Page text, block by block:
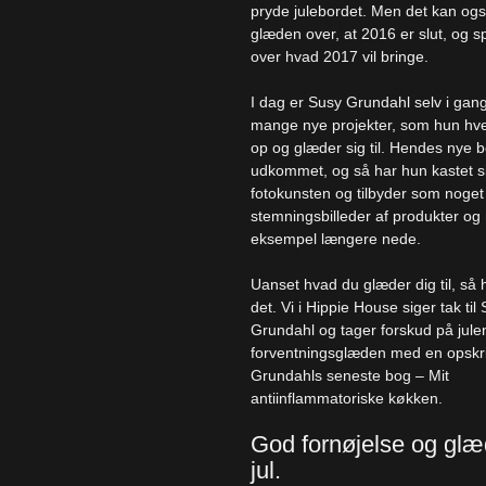
pryde julebordet. Men det kan
glæden over, at 2016 er slut, og
over hvad 2017 vil bringe.
I dag er Susy Grundahl selv i
mange nye projekter, som hun
op og glæder sig til. Hendes nye
udkommet, og så har hun kastet
fotokunsten og tilbyder som
stemningsbilleder af produkter og
eksempel længere nede.
Uanset hvad du glæder dig til, så
det. Vi i Hippie House siger tak til
Grundahl og tager forskud på
forventningsglæden med en
Grundahls seneste bog – Mit
antiinflammatoriske køkken.
God fornøjelse og
jul.